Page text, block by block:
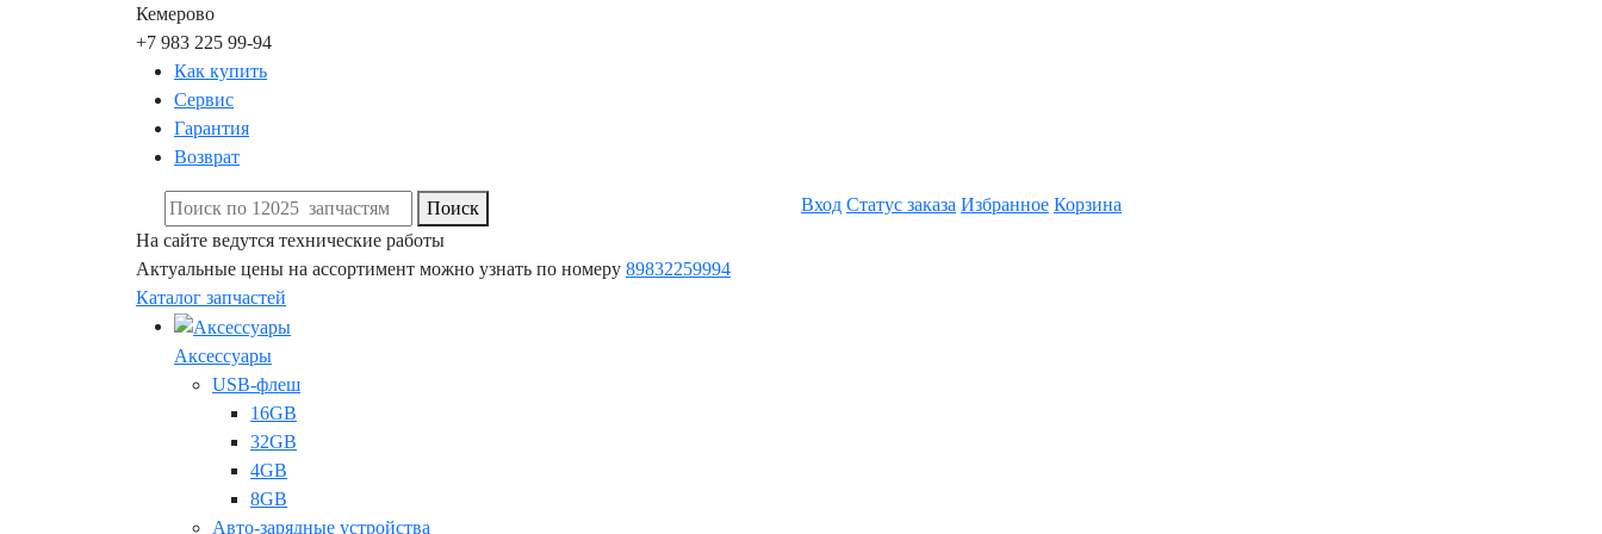
Кемерово
+7 983 225 99-94
Как купить
Сервис
Гарантия
Возврат
Поиск Вход Статус заказа Избранное Корзина
На сайте ведутся технические работы
Актуальные цены на ассортимент можно узнать по номеру 89832259994
Каталог запчастей
Аксессуары
USB-флеш
16GB
32GB
4GB
8GB
Авто-зарядные устройства